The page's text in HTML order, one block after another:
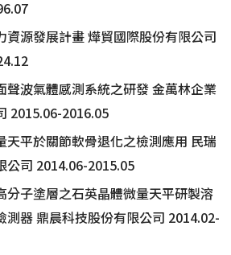
資源發展計畫 燁貿國際股份有限公司
聲波氣體感測系統之研發 金萬林企業
2015.06-2016.05
天平於關節軟骨退化之檢測應用 民瑞
公司 2014.06-2015.05
分子塗層之石英晶體微量天平研製溶
測器 鼎晨科技股份有限公司 2014.02-